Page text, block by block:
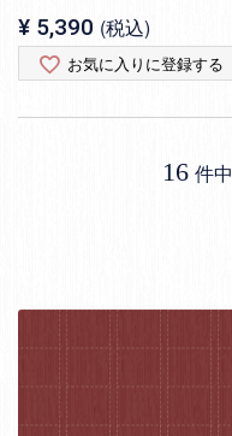
¥ 5,390 税込
お気に入りに登録する
16 件中